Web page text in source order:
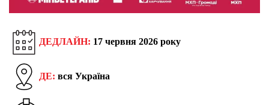
ДЕДЛАЙН: 17 червня 2026 року
ДЕ: вся Україна